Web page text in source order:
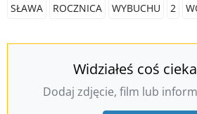
SŁAWA ROCZNICA WYBUCHU 2
Widziałeś coś
Dodaj zdjęcie, film lub